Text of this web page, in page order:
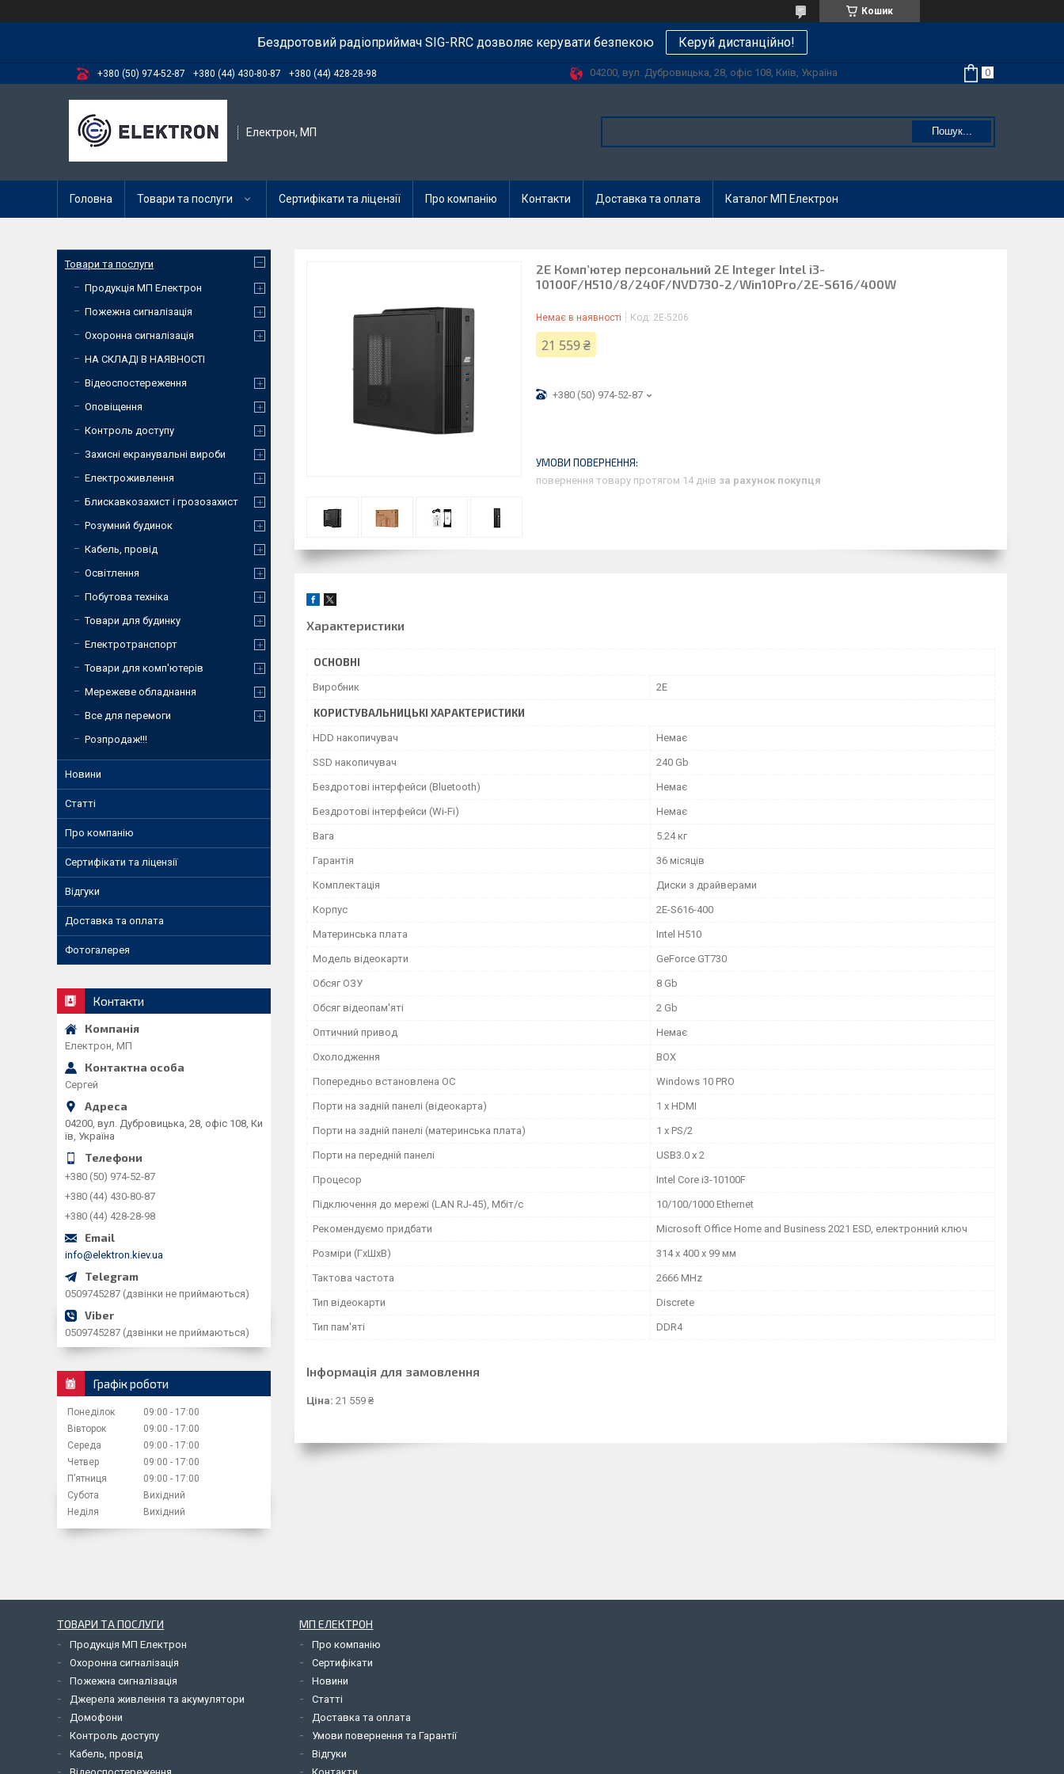
Кошик
Бездротовий радіоприймач SIG-RRC дозволяє керувати безпекою Керуй дистанційно!
+380 (50) 974-52-87 +380 (44) 430-80-87 +380 (44) 428-28-98 04200, вул. Дубровицька, 28, офіс 108, Київ, Україна
Електрон, МП Пошук...
Головна Товари та послуги Сертифікати та ліцензії Про компанію Контакти Доставка та оплата Каталог МП Електрон
2E Комп’ютер персональний 2E Integer Intel i3-
10100F/H510/8/240F/NVD730-2/Win10Pro/2E-S616/400W
Немає в наявності Код: 2E-5206
21 559 ₴
+380 (50) 974-52-87
повернення товару протягом 14 днів за рахунок покупця
Характеристики
ОСНОВНІ
Виробник 2E
КОРИСТУВАЛЬНИЦЬКІ ХАРАКТЕРИСТИКИ
HDD накопичувач Немає
SSD накопичувач 240 Gb
Бездротові інтерфейси (Bluetooth) Немає
Бездротові інтерфейси (Wi-Fi) Немає
Вага 5.24 кг
Гарантія 36 місяців
Комплектація Диски з драйверами
Корпус 2E-S616-400
Материнська плата Intel H510
Модель відеокарти GeForce GT730
Обсяг ОЗУ 8 Gb
Обсяг відеопам'яті 2 Gb
Оптичний привод Немає
Охолодження BOX
Попередньо встановлена ОС Windows 10 PRO
Порти на задній панелі (відеокарта) 1 x HDMI
Порти на задній панелі (материнська плата) 1 x PS/2
Порти на передній панелі USB3.0 x 2
Процесор Intel Core i3-10100F
Підключення до мережі (LAN RJ-45), Мбіт/с 10/100/1000 Ethernet
Рекомендуємо придбати Microsoft Office Home and Business 2021 ESD, електронний ключ
Розміри (ГxШxВ) 314 x 400 х 99 мм
Тактова частота 2666 MHz
Тип відеокарти Discrete
Тип пам'яті DDR4
Інформація для замовлення
Ціна: 21 559 ₴
Товари та послуги
Продукція МП Електрон
Пожежна сигналізація
Охоронна сигналізація
НА СКЛАДІ В НАЯВНОСТІ
Відеоспостереження
Оповіщення
Контроль доступу
Захисні екранувальні вироби
Електроживлення
Блискавкозахист і грозозахист
Розумний будинок
Кабель, провід
Освітлення
Побутова техніка
Товари для будинку
Електротранспорт
Товари для комп'ютерів
Мережеве обладнання
Все для перемоги
Розпродаж!!!
Новини
Статті
Про компанію
Сертифікати та ліцензії
Відгуки
Доставка та оплата
Фотогалерея
Контакти
Електрон, МП
Сергей
04200, вул. Дубровицька, 28, офіс 108, Ки
їв, Україна
+380 (50) 974-52-87
+380 (44) 430-80-87
+380 (44) 428-28-98
info@elektron.kiev.ua
0509745287 (дзвінки не приймаються)
0509745287 (дзвінки не приймаються)
Графік роботи
Понеділок 09:00
17:00
Вівторок
09:00
17:00
Середа
09:00
17:00
Четвер
09:00
17:00
Пʼятниця
09:00
17:00
Субота
Вихідний
Неділя
Вихідний
ТОВАРИ ТА ПОСЛУГИ
Продукція МП Електрон
Охоронна сигналізація
Пожежна сигналізація
Джерела живлення та акумулятори
Домофони
Контроль доступу
Кабель, провід
МП ЕЛЕКТРОН
Про компанію
Сертифікати
Новини
Статті
Доставка та оплата
Умови повернення та Гарантії
Відгуки